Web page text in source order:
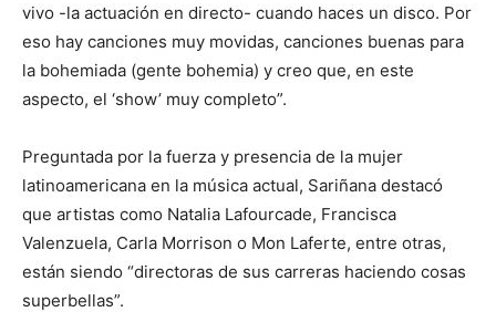
vivo -la actuación en directo- cuando haces un disco. Por
eso hay canciones muy movidas, canciones buenas para
la bohemiada (gente bohemia) y creo que, en este
aspecto, el ‘show’ muy completo”.
Preguntada por la fuerza y presencia de la mujer
latinoamericana en la música actual, Sariñana destacó
que artistas como Natalia Lafourcade, Francisca
Valenzuela, Carla Morrison o Mon Laferte, entre otras,
están siendo “directoras de sus carreras haciendo cosas
superbellas”.